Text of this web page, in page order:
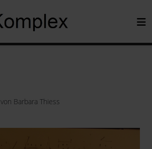
von Barbara Thiess